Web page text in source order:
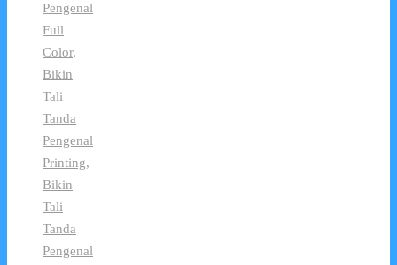
Pengenal
Full
Color,
Bikin
Tali
Tanda
Pengenal
Printing,
Bikin
Tali
Tanda
Pengenal